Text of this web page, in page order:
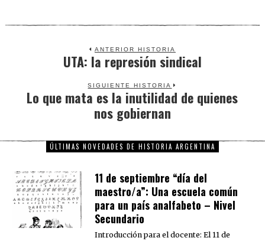
ANTERIOR HISTORIA
Previous
UTA: la represión sindical
SIGUIENTE HISTORIA
Next
post:
Lo que mata es la inutilidad de quienes
nos gobiernan
ÚLTIMAS NOVEDADES DE HISTORIA ARGENTINA
11 de septiembre “día del
maestro/a”: Una escuela común
para un país analfabeto – Nivel
Secundario
Introducción para el docente: El 11 de